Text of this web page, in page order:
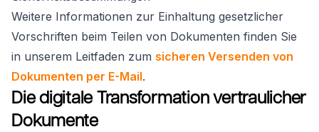
Weitere Informationen zur Einhaltung gesetzlicher
Vorschriften beim Teilen von Dokumenten finden Sie
in unserem Leitfaden zum sicheren Versenden von
Dokumenten per E-Mail.
Die digitale Transformation vertraulicher
Dokumente